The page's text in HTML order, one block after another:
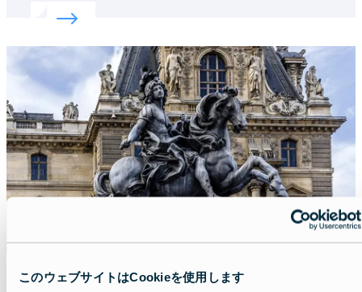
このウェブサイトはCookieを使用します
Read more about:
Featured
image